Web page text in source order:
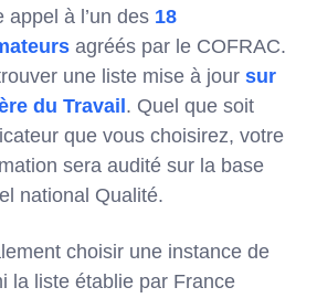
à l’un des 18
agréés par le COFRAC.
une liste mise à jour sur
du Travail. Quel que soit
que vous choisirez, votre
sera audité sur la base
national Qualité.
choisir une instance de
la liste établie par France